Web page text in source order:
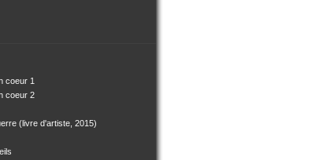
coeur 1
coeur 2
(livre d'artiste, 2015)